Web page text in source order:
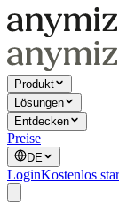
Produkt
Lösungen
Entdecken
Preise
DE
LoginKostenlos